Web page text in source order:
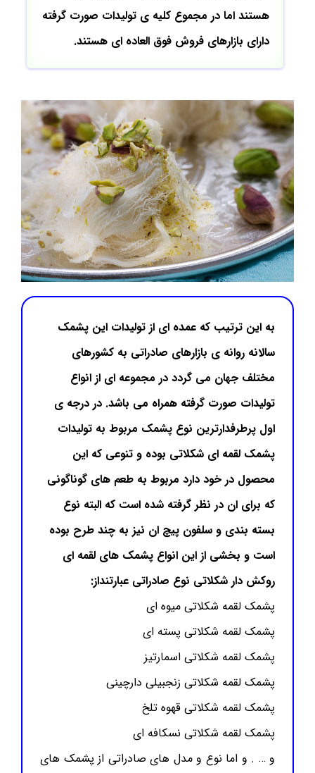
هستند اما در مجموع کلیه ی تولیدات صورت گرفته
دارای بازارهای فروش فوق العاده ای هستند.
به این ترتیب که عمده ای از تولیدات این پشمک
سالانه روانه ی بازارهای صادراتی به کشورهای
مختلف جهان می گردد در مجموعه ای از انواع
تولیدات صورت گرفته همراه می باشد. در درجه ی
اول پرطرفدارترین نوع پشمک مربوط به تولیدات
پشمک لقمه ای شکلاتی بوده و تنوعی که این
محصول در خود دارد مربوط به طعم های گوناگونی
که برای ان در نظر گرفته شده است که البته نوع
بسته بندی و سلفون پیچ ان نیز به چند طرح بوده
است و بخشی از این انواع پشمک های لقمه ای
روکش دار شکلاتی نوع صادراتی عبارتنداز:
پشمک لقمه شکلاتی میوه ای
پشمک لقمه شکلاتی پسته ای
پشمک لقمه شکلاتی اسمارتیز
پشمک لقمه شکلاتی زنجبیلی دارچینی
پشمک لقمه شکلاتی قهوه تلخ
پشمک لقمه شکلاتی نسکافه ای
و … . و اما نوع و مدل های صادراتی از پشمک های